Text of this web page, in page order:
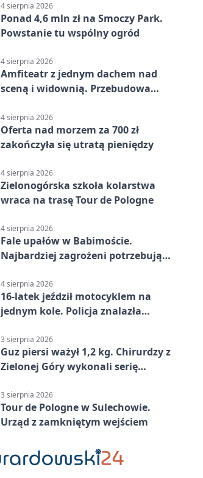
4 sierpnia 2026
Ponad 4,6 mln zł na Smoczy Park.
Powstanie tu wspólny ogród
4 sierpnia 2026
Amfiteatr z jednym dachem nad
sceną i widownią. Przebudowa
4 sierpnia 2026
Oferta nad morzem za 700 zł
zakończyła się utratą pieniędzy
4 sierpnia 2026
Zielonogórska szkoła kolarstwa
wraca na trasę Tour de Pologne
4 sierpnia 2026
Fale upałów w Babimoście.
Najbardziej zagrożeni potrzebują
4 sierpnia 2026
16-latek jeździł motocyklem na
jednym kole. Policja znalazła
3 sierpnia 2026
Guz piersi ważył 1,2 kg. Chirurdzy z
Zielonej Góry wykonali serię
3 sierpnia 2026
Tour de Pologne w Sulechowie.
Urząd z zamkniętym wejściem